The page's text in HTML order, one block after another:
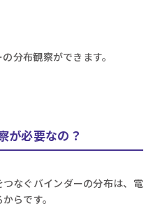
分布観察ができます。
が必要なの？
なぐバインダーの分布は、電
らです。